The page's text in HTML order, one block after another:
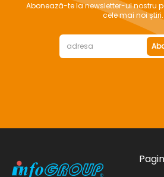
Abonează-te la newsletter-ul nostru
cele mai noi știri.